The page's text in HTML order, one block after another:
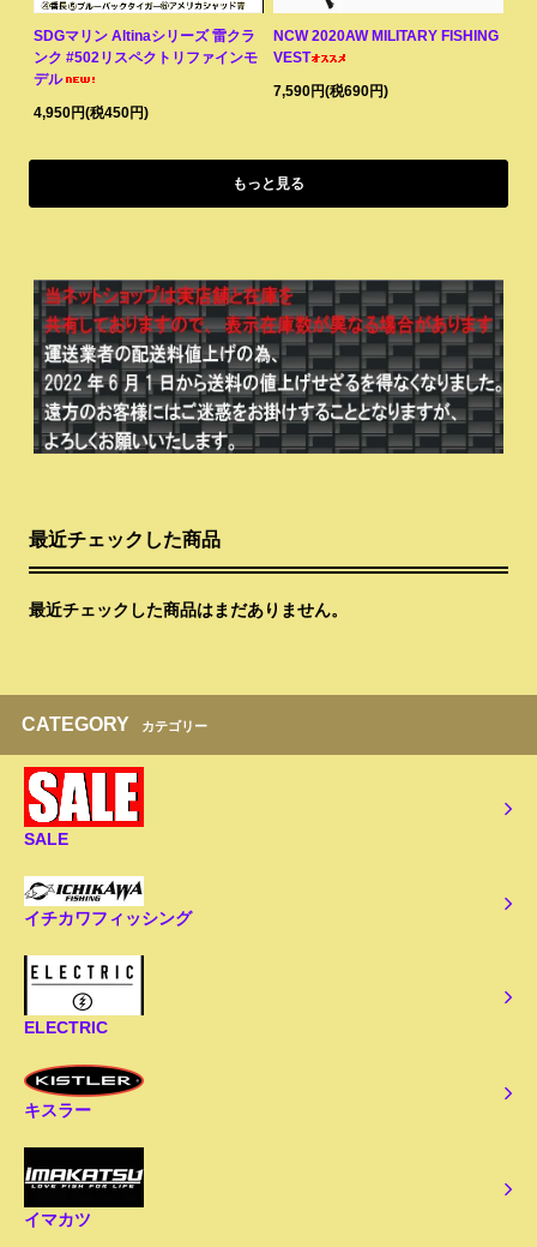
SDGマリン Altinaシリーズ 雷クラ
ンク #502リスペクトリファインモ
デル
4,950円(税450円)
NCW 2020AW MILITARY FISHING
VEST
7,590円(税690円)
もっと見る
最近チェックした商品
最近チェックした商品はまだありません。
CATEGORY カテゴリー
SALE
イチカワフィッシング
ELECTRIC
キスラー
イマカツ